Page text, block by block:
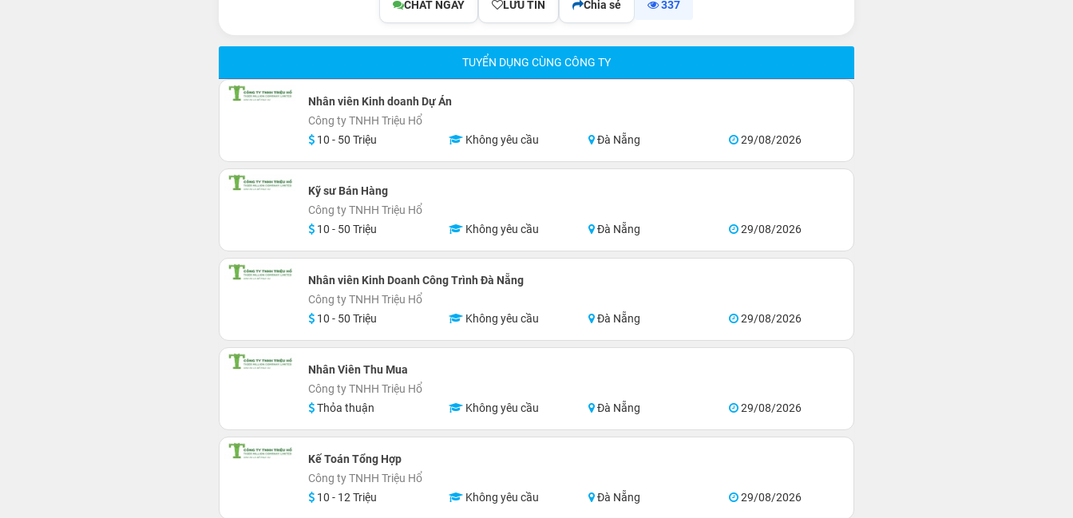
CHAT NGAY LƯU TIN Chia sẻ 337
TUYỂN DỤNG CÙNG CÔNG TY
Nhân viên Kinh doanh Dự Án
Công ty TNHH Triệu Hổ
10 - 50 Triệu
Không yêu cầu Đà Nẵng 29/08/2026
Kỹ sư Bán Hàng
Công ty TNHH Triệu Hổ
10 - 50 Triệu
Không yêu cầu Đà Nẵng 29/08/2026
Nhân viên Kinh Doanh Công Trình Đà Nẵng
Công ty TNHH Triệu Hổ
10 - 50 Triệu
Không yêu cầu Đà Nẵng 29/08/2026
Nhân Viên Thu Mua
Công ty TNHH Triệu Hổ
Thỏa thuận
Không yêu cầu Đà Nẵng 29/08/2026
Kế Toán Tổng Hợp
Công ty TNHH Triệu Hổ
10 - 12 Triệu
Không yêu cầu Đà Nẵng 29/08/2026